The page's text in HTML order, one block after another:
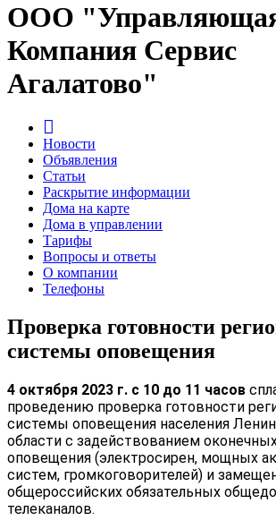
ООО
Компания Сервис
Агалатово"
Новости
Объявления
Статьи
Раскрытие информации
Дома на карте
Дома в управлении
Тарифы
Вопросы и ответы
О компании
Телефоны
Проверка готовности
системы оповещения
4 октября 2023 г. с 10 до 11 часов
проведению проверка готовности
системы оповещения населения
области с задействованием
оповещения (электросирен, мощных
систем, громкоговорителей) и
общероссийских обязательных
телеканалов.